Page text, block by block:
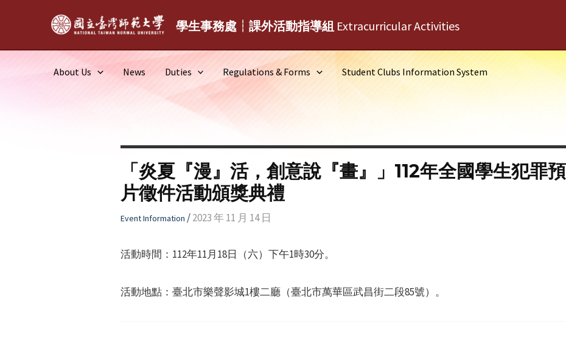
學生事務處┆課外活動指導組 Extracurricular Activities
About Us News Duties Regulations & Forms Student Clubs Information System
「炎夏『漫』活，創意說『畫』」112年全國學生犯罪
片徵件活動頒獎典禮
Event Information /2023 年 11 月 14 日
活動時間：112年11月18日（六）下午1時30分。
活動地點：臺北市樂聲影城1樓二廳（臺北市萬華區武昌街二段85號）。